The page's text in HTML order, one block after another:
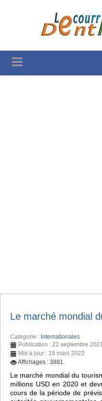
Le marché mondial
Catégorie : Internationales
Publication : 22 septembre 2021
Mis à jour : 19 mars 2022
Affichages : 3881
Le marché mondial du
millions USD en 2020 et
cours de la période de